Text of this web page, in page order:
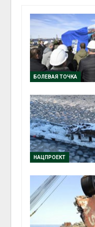
БОЛЕВАЯ ТОЧКА
НАЦПРОЕКТ